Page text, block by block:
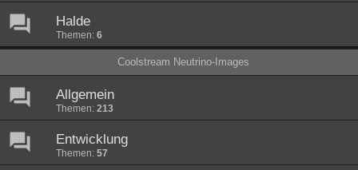
Halde
Themen: 6
Coolstream Neutrino-Images
Allgemein
Themen: 213
Entwicklung
Themen: 57